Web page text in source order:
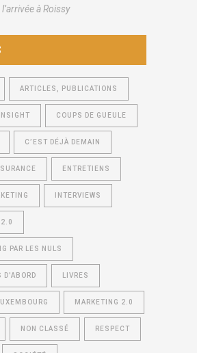
à Roissy
ARTICLES, PUBLICATIONS
COUPS DE GUEULE
C’EST DÉJÀ DEMAIN
ENTRETIENS
INTERVIEWS
2.0
PAR LES NULS
D'ABORD LIVRES
MARKETING 2.0
NON CLASSÉ RESPECT